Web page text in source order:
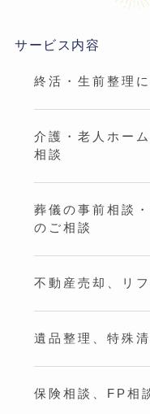
サービス内容
終活・生前整理
介護・老人ホー
相談
葬儀の事前相談
のご相談
不動産売却、リ
遺品整理、特殊
保険相談、FP相